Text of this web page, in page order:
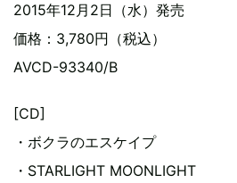
2015年12月2日（水）発売
価格：3,780円（税込）
AVCD-93340/B
[CD]
・ボクラのエスケイプ
・STARLIGHT MOONLIGHT